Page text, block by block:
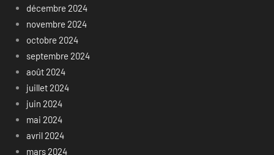
décembre 2024
novembre 2024
octobre 2024
septembre 2024
août 2024
juillet 2024
juin 2024
mai 2024
avril 2024
mars 2024